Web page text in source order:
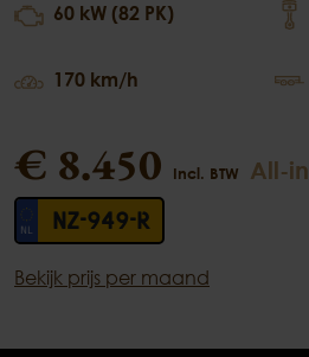
60 kW (82 PK)
170 km/h
€ 8.450 Incl. BTW All-
NZ-949-R
Bekijk prijs per maand